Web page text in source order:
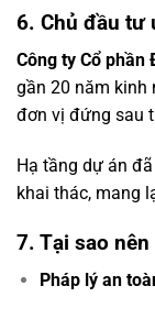
6. Chủ đầu tư
Công ty Cổ
gần 20 năm kinh
đơn vị đứng sau
Hạ tầng dự án
khai thác, mang
7. Tại sao
Pháp lý an